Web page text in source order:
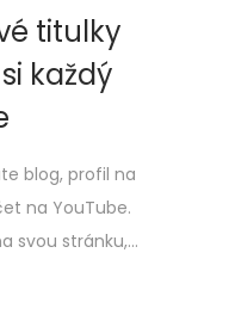
titulky
každý
blog, profil na
na YouTube.
svou stránku,…